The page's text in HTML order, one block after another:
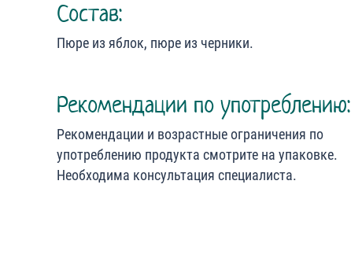
Состав:
Пюре из яблок, пюре из черники.
Рекомендации по употреблению:
Рекомендации и возрастные ограничения по
употреблению продукта смотрите на упаковке.
Необходима консультация специалиста.